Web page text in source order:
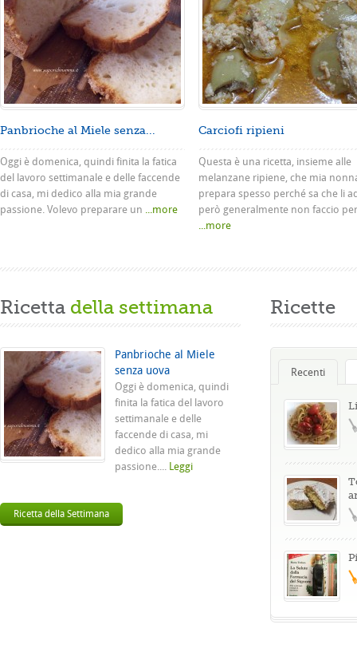
Panbrioche al Miele senza...
Oggi è domenica, quindi finita la fatica
del lavoro settimanale e delle faccende
di casa, mi dedico alla mia grande
passione. Volevo preparare un ...more
Carciofi ripieni
Questa è una ricetta, insieme alle
melanzane ripiene, che mia
prepara spesso perché sa che li
però generalmente non faccio
...more
Ricetta della settimana
Panbrioche al Miele
senza uova
Oggi è domenica, quindi
finita la fatica del lavoro
settimanale e delle
faccende di casa, mi
dedico alla mia grande
passione.... Leggi
Ricetta della Settimana
Ricette
Recenti